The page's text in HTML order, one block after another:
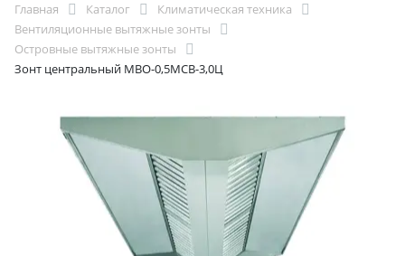
Главная Каталог
Климатическая техника
Вентиляционные вытяжные зонты
Островные вытяжные зонты
Зонт центральный МВО-0,5МСВ-3,0Ц